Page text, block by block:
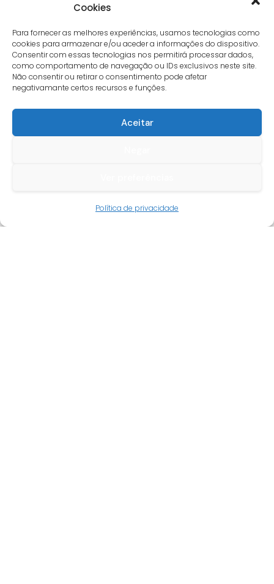
Cookies
Para fornecer as melhores experiências, usamos tecnologias como
cookies para armazenar e/ou aceder a informações do dispositivo.
Consentir com essas tecnologias nos permitirá processar dados,
como comportamento de navegação ou IDs exclusivos neste site.
Não consentir ou retirar o consentimento pode afetar
negativamante certos recursos e funções.
Aceitar
Política de privacidade